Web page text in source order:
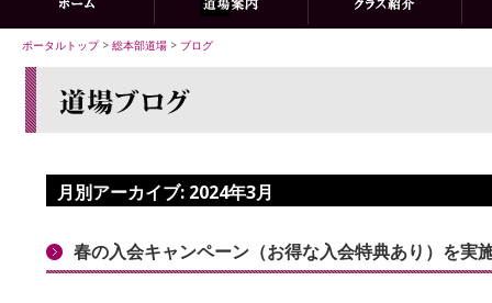
ポータルトップ> 総本部道場 > ブログ
月別アーカイブ: 2024年3月
春の入会キャンペーン（お得な入会特典あり）を実